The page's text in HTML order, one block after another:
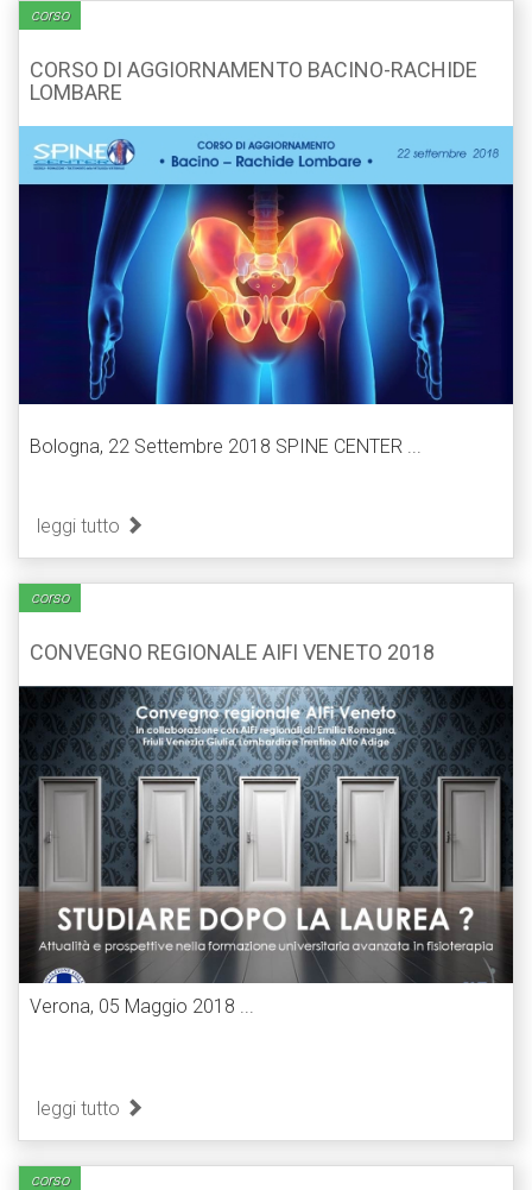
corso
CORSO DI AGGIORNAMENTO BACINO-RACHIDE
LOMBARE
Bologna, 22 Settembre 2018 SPINE CENTER ...
leggi tutto
corso
CONVEGNO REGIONALE AIFI VENETO 2018
Verona, 05 Maggio 2018 ...
leggi tutto
corso